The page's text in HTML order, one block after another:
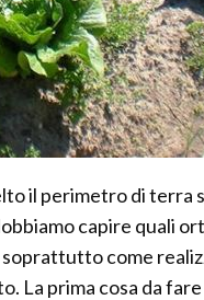
il perimetro di terra
capire quali
come
La prima cosa da